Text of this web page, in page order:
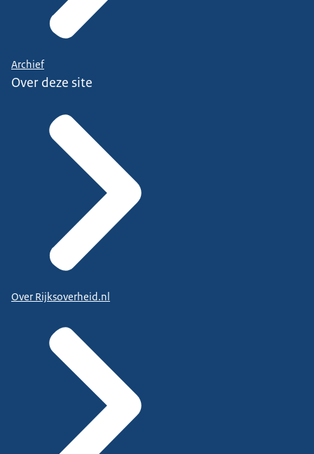
Archief
Over deze site
Over Rijksoverheid.nl